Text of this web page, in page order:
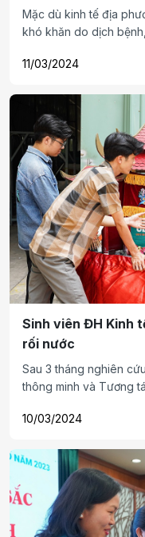
trong năm 2023
Mặc dù kinh tế địa
khó khăn do dịch
người khuyết tật
bước đệm cho năm
11/03/2024
Sinh viên ĐH Kinh
rối nước
Sau 3 tháng nghiên
thông minh và Tương
10/03/2024